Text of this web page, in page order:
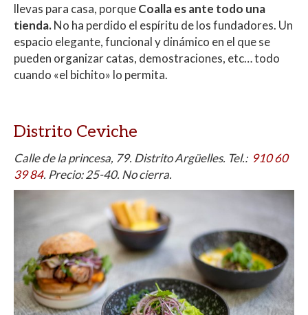
llevas para casa, porqueCoalla es ante todo una
tienda.No ha perdido el espíritu de los fundadores. Un
espacio elegante, funcional y dinámico en el que se
pueden organizar catas, demostraciones, etc… todo
cuando «el bichito» lo permita.
Distrito Ceviche
Calle de la princesa, 79. Distrito Argüelles. Tel.: 910 60
39 84. Precio: 25-40. No cierra.